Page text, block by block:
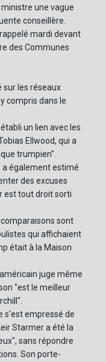
une vague
conseillère.
mardi devant
des Communes
sur les réseaux
compris dans le
un lien avec les
Ellwood, qui a
trumpien".
a également estimé
des excuses
est tout droit sorti
sont
qui affichaient
était à la Maison
juge même
"est le meilleur
s'est empressé de
Starmer a été la
sans répondre
Son porte-